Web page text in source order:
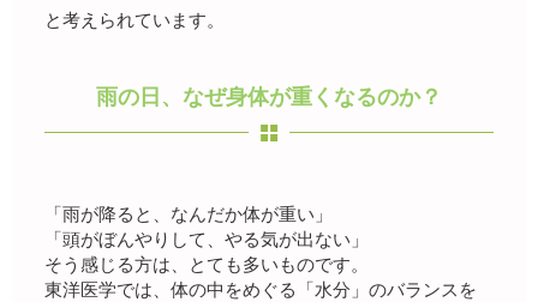
と考えられています。
雨の日、なぜ身体が重くなるのか？
「雨が降ると、なんだか体が重い」
「頭がぼんやりして、やる気が出ない」
そう感じる方は、とても多いものです。
東洋医学では、体の中をめぐる「水分」のバランスを